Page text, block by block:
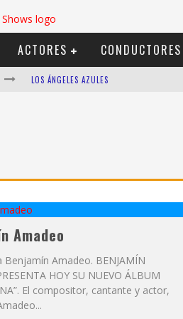
ACTORES CONDUCTORES
LOS ÁNGELES AZULES
DUKI
VI EM
Amadeo
Benjamín Amadeo. BENJAMÍN
HOY SU NUEVO ÁLBUM
El compositor, cantante y actor,